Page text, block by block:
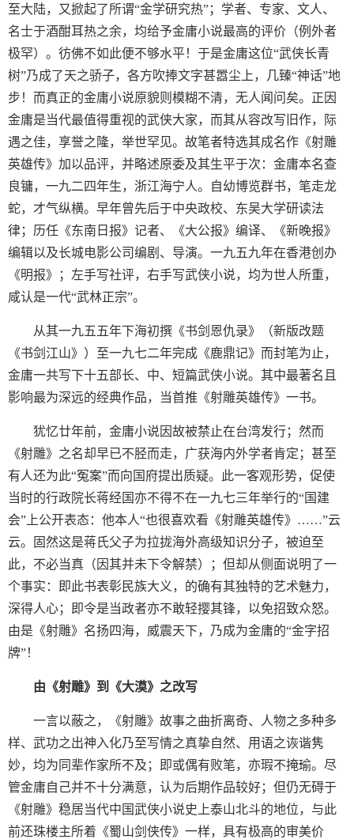
至大陆，又掀起了所谓“金学研究热”；学者、专家、文人、
名士于酒酣耳热之余，均给予金庸小说最高的评价（例外者
极罕）。彷佛不如此便不够水平！于是金庸这位“武侠长青
树”乃成了天之骄子，各方吹捧文字甚嚣尘上，几臻“神话”地
步！而真正的金庸小说原貌则模糊不清，无人闻问矣。正因
金庸是当代最值得重视的武侠大家，而其从容改写旧作，际
遇之佳，享誉之隆，举世罕见。故笔者特选其成名作《射雕
英雄传》加以品评，并略述原委及其生平于次：金庸本名查
良镛，一九二四年生，浙江海宁人。自幼博览群书，笔走龙
蛇，才气纵横。早年曾先后于中央政校、东吴大学研读法
律；历任《东南日报》记者、《大公报》编译、《新晚报》
编辑以及长城电影公司编剧、导演。一九五九年在香港创办
《明报》；左手写社评，右手写武侠小说，均为世人所重，
咸认是一代“武林正宗”。
从其一九五五年下海初撰《书剑恩仇录》（新版改题
《书剑江山》）至一九七二年完成《鹿鼎记》而封笔为止，
金庸一共写下十五部长、中、短篇武侠小说。其中最著名且
影响最为深远的经典作品，当首推《射雕英雄传》一书。
犹忆廿年前，金庸小说因故被禁止在台湾发行；然而
《射雕》之名却早已不胫而走，广获海内外学者肯定；甚至
有人还为此“冤案”而向国府提出质疑。此一客观形势，促使
当时的行政院长蒋经国亦不得不在一九七三年举行的“国建
会”上公开表态：他本人“也很喜欢看《射雕英雄传》……”云
云。固然这是蒋氏父子为拉拢海外高级知识分子，被迫至
此，不必当真（因其并未下令解禁）；但却从侧面说明了一
个事实：即此书表彰民族大义，的确有其独特的艺术魅力，
深得人心；即令是当政者亦不敢轻撄其锋，以免招致众怒。
由是《射雕》名扬四海，威震天下，乃成为金庸的“金字招
牌”！
由《射雕》到《大漠》之改写
一言以蔽之，《射雕》故事之曲折离奇、人物之多种多
样、武功之出神入化乃至写情之真挚自然、用语之诙谐隽
妙，均为同辈作家所不及；即或偶有败笔，亦瑕不掩瑜。尽
管金庸自己并不十分满意，认为后期作品较好；但仍无碍于
《射雕》稳居当代中国武侠小说史上泰山北斗的地位，与此
前还珠楼主所着《蜀山剑侠传》一样，具有极高的审美价